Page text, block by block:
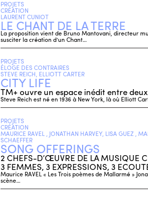
PROJETS
CRÉATION
LAURENT CUNIOT
LE CHANT DE LA TERRE
La proposition vient de Bruno Mantovani, directeur
susciter la création d’un Chant…
PROJETS
ÉLOGE DES CONTRAIRES
STEVE REICH, ELLIOTT CARTER
CITY LIFE
TM+ ouvre un espace inédit entre
Steve Reich est né en 1936 à New York, là où Elliott
PROJETS
CRÉATION
MAURICE RAVEL , JONATHAN HARVEY, LISA GUEZ ,
SCHAEFFER
SONG OFFERINGS
2 CHEFS-D’ŒUVRE DE LA MUSIQUE
3 FEMMES, 3 EXPRESSIONS, 3
Maurice RAVEL « Les Trois poèmes de Mallarmé »
scène…